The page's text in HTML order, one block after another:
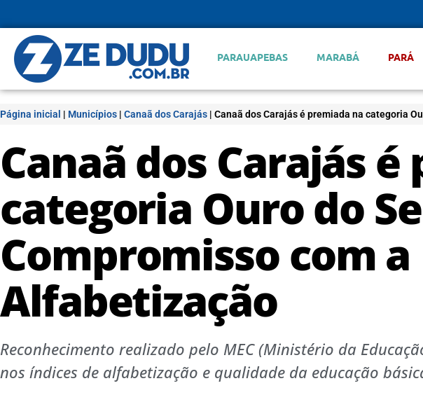
PARAUAPEBAS MARABÁ PARÁ
Página inicial | Municípios | Canaã dos Carajás | Canaã dos Carajás é premiada na categoria
Canaã dos Carajás
categoria Ouro do
Compromisso com a
Alfabetização
Reconhecimento realizado pelo MEC (Ministério da
nos índices de alfabetização e qualidade da educação